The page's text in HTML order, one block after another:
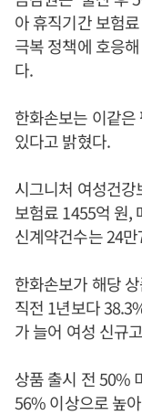
아 휴직기간 보험
극복 정책에 호응
다.
한화손보는 이같
있다고 밝혔다.
시그니처 여성건
보험료 1455억 원,
신계약건수는 24
한화손보가 해당
직전 1년보다
가 늘어 여성 신규
상품 출시 전 50%
56% 이상으로 높